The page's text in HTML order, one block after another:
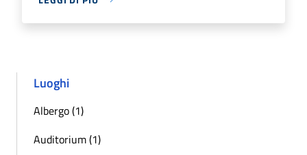
Luoghi
Albergo (1)
Auditorium (1)